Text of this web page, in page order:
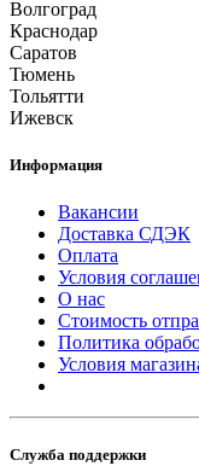
Волгоград
Краснодар
Саратов
Тюмень
Тольятти
Ижевск
Информация
Вакансии
Доставка СДЭК
Оплата
Условия
О нас
Стоимость
Политика
Условия
Служба поддержки